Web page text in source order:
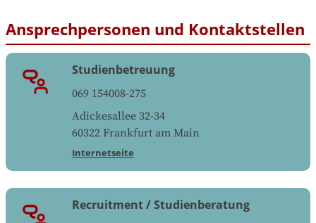
Ansprechpersonen und Kontaktstellen
Studienbetreuung
069 154008-275
Adickesallee 32-34
60322 Frankfurt am Main
Internetseite
Recruitment / Studienberatung